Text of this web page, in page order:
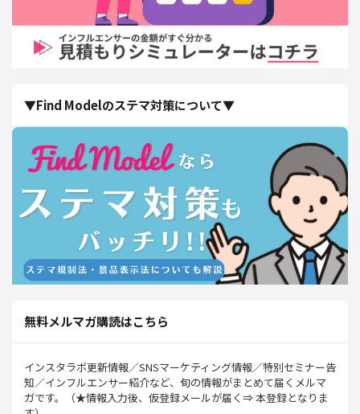
▼Find Modelのステマ対策について▼
無料メルマガ購読はこちら
インスタラボ更新情報／SNSマーケティング情報／特別セミナー告
知／インフルエンサー紹介など、旬の情報がまとめて届くメルマ
ガです。（★情報入力後、仮登録メールが届く⇒ 本登録となりま